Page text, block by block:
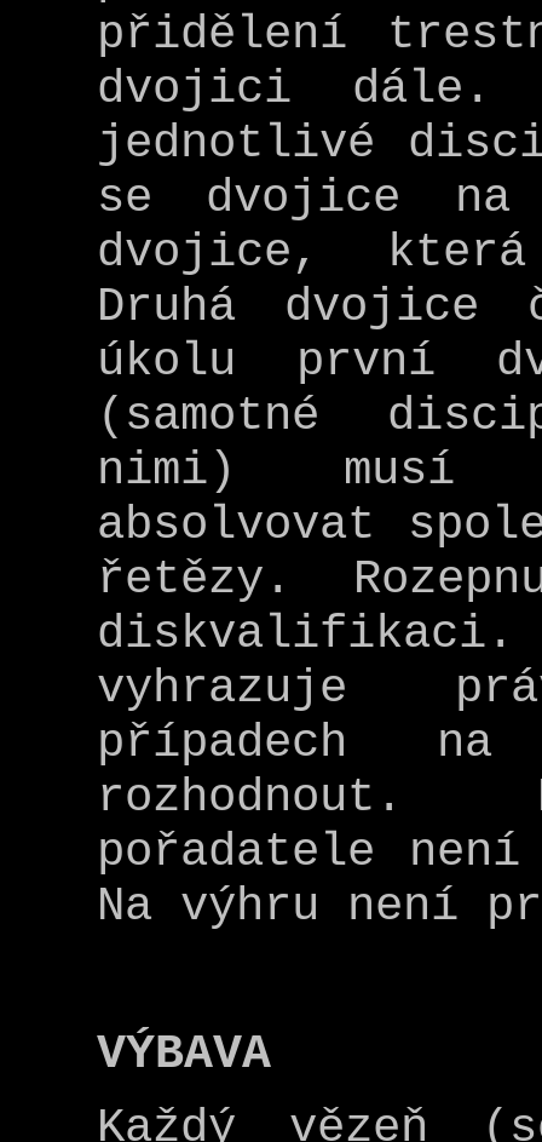
přidělení
dvojici dále.
jednotlivé
se dvojice
dvojice,
Druhá dvojice
úkolu první
(samotné
nimi) musí
absolvovat
řetězy.
vyhrazuje
případech
rozhodnout.
pořadatele
Na výhru není
VÝBAVA
Každý vězeň